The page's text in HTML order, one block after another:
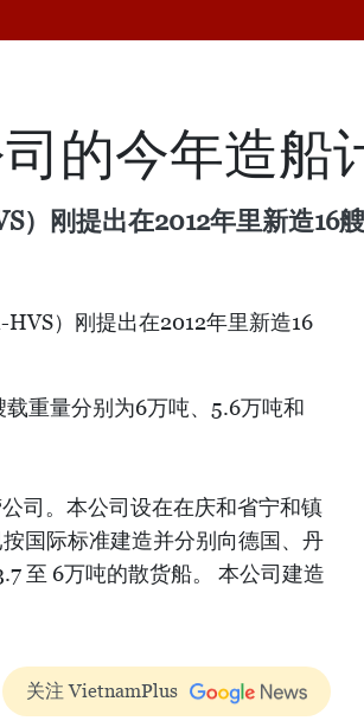
的今年造船
刚提出在2012年里新造16
）刚提出在2012年里新造16
重量分别为6万吨、5.6万吨和
司。本公司设在在庆和省宁和镇
国际标准建造并分别向德国、丹
至 6万吨的散货船。 本公司建造
关注 VietnamPlus